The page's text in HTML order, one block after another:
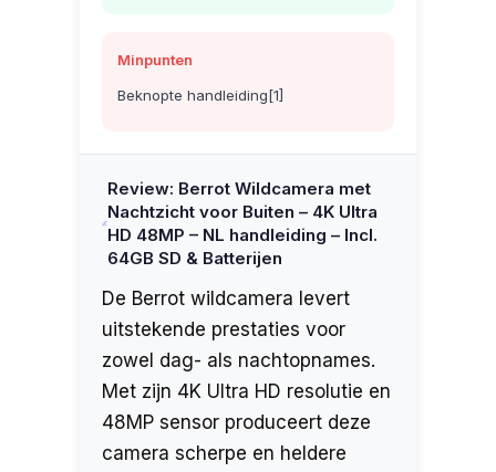
Minpunten
Beknopte handleiding[1]
Review: Berrot Wildcamera met
Nachtzicht voor Buiten – 4K Ultra
HD 48MP – NL handleiding – Incl.
64GB SD & Batterijen
De Berrot wildcamera levert
uitstekende prestaties voor
zowel dag- als nachtopnames.
Met zijn 4K Ultra HD resolutie en
48MP sensor produceert deze
camera scherpe en heldere